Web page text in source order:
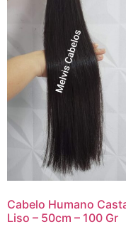
Cabelo Humano
Liso – 50cm – 100 Gr